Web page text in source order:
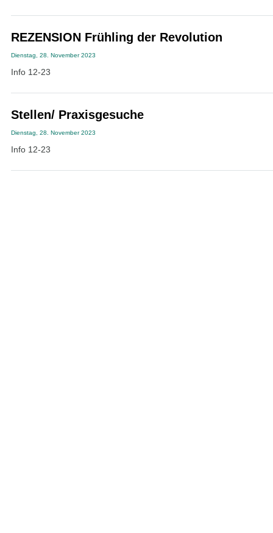
REZENSION Frühling der Revolution
Dienstag, 28. November 2023
Info 12-23
Stellen/ Praxisgesuche
Dienstag, 28. November 2023
Info 12-23